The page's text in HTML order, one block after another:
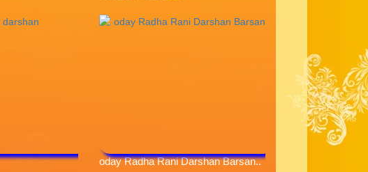
oday Radha Rani Darshan Barsan..